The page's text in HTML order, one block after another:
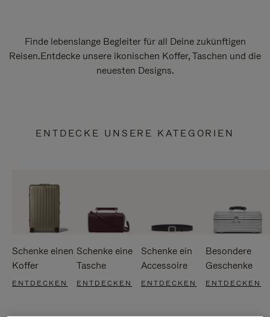
Finde lebenslange Begleiter für all Deine zukünftigen
Reisen.Entdecke unsere ikonischen Koffer, Taschen und die
neuesten Designs.
ENTDECKE UNSERE KATEGORIEN
Schenke einen
Koffer
ENTDECKEN
Schenke eine
Tasche
ENTDECKEN
Schenke ein
Accessoire
ENTDECKEN
Besondere
Geschenke
ENTDECKEN